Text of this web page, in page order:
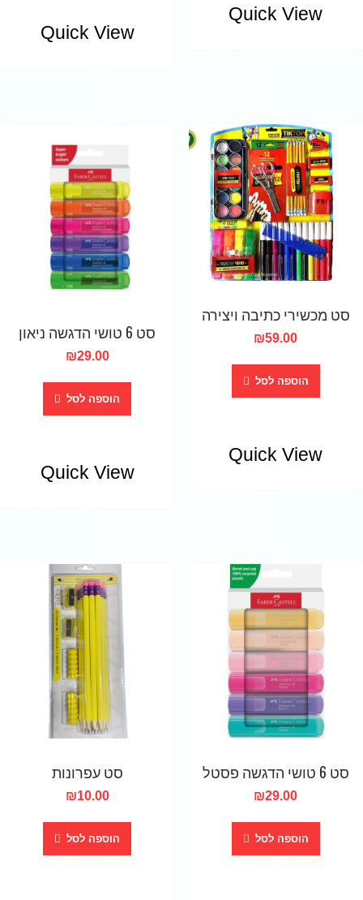
Quick View
Quick View
סט מכשירי כתיבה ויצירה
₪59.00
הוספה לסל
Quick View
סט 6 טושי הדגשה ניאון
₪29.00
הוספה לסל
Quick View
סט 6 טושי הדגשה פסטל
₪29.00
הוספה לסל
סט עפרונות
₪10.00
הוספה לסל